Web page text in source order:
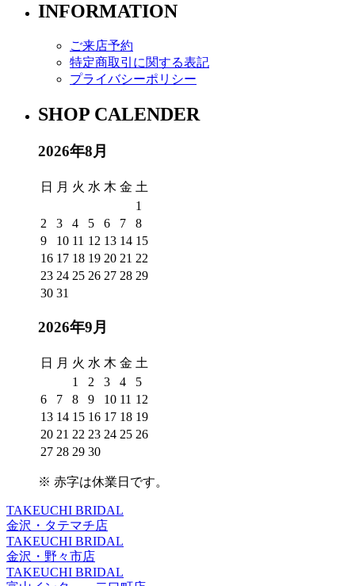
INFORMATION
ご来店予約
特定商取引に関する表記
プライバシーポリシー
SHOP CALENDER
2026年8月
日 月 火 水 木 金 土
1
2
3 4 5 6 7
8
9
10 11 12 13 14 15
16 17 18 19 20 21 22
23 24 25 26 27 28 29
30 31
2026年9月
日 月 火 水 木 金 土
1
2 3 4
5
6
7 8 9 10 11 12
13 14 15 16 17 18 19
20 21 22 23 24 25 26
27 28 29 30
※ 赤字は休業日 です。
TAKEUCHI BRIDAL
金沢・タテマチ店
TAKEUCHI BRIDAL
金沢・野々市店
TAKEUCHI BRIDAL